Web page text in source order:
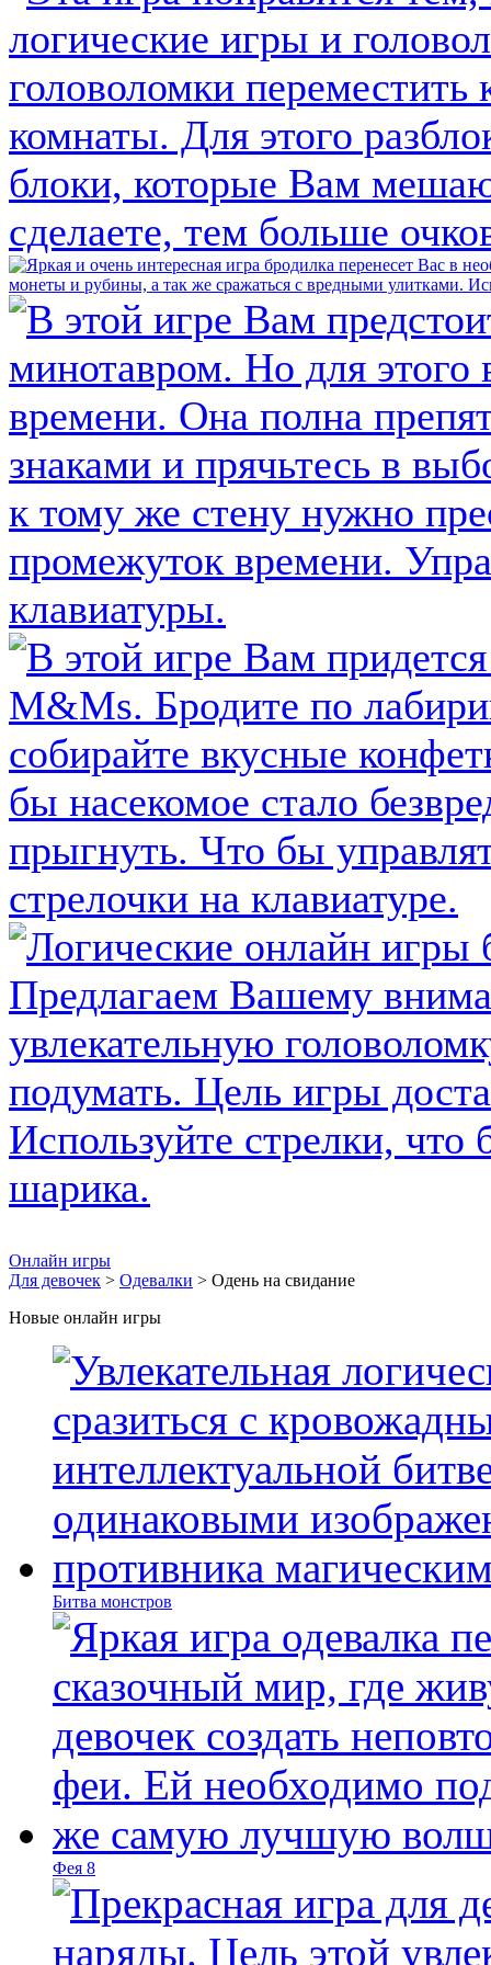
Онлайн игры
Для девочек > Одевалки > Одень на свидание
Новые онлайн игры
Битва монстров
Фея 8